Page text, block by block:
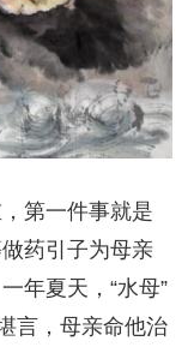
第一件事就是
药引子为母亲
年夏天，“水母”
言，母亲命他治